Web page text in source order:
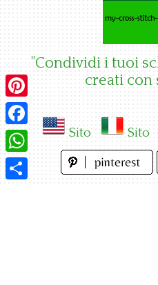
"Condividi i tuoi
creati con
Sito Sito
Pinterest
Facebook
WhatsApp